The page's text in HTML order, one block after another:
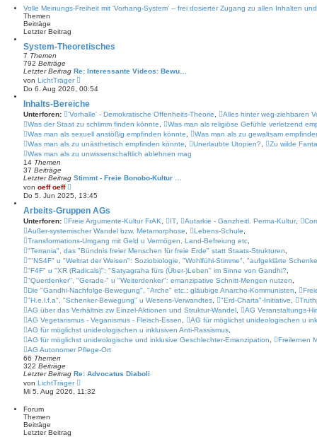
g
s
e
r
a
g
Volle Meinungs-Freiheit mit 'Vorhang-System' -- frei dosierter Zugang zu allen Inhalten
Themen
Beiträge
Letzter Beitrag
System-Theoretisches
7 Themen
792 Beiträge
Letzter Beitrag Re: Interessante Videos: Bewu…
von LichtTräger
e
u
e
s
t
e
r
e
a
Do 6. Aug 2026, 00:54
Inhalts-Bereiche
Unterforen: 'Vorhalle' - Demokratische Offenheits-Theorie
Alles hinter weg-ziehbaren
Was der Staat zu schlimm finden könnte
Was man als religiöse Gefühle verletzend
Was man als sexuell anstößig empfinden könnte
Was man als zu gewaltsam
Was man als zu unästhetisch empfinden könnte
Unerlaubte Utopien?
Zu wilde
Was man als zu unwissenschaftlich ablehnen mag
14 Themen
37 Beiträge
Letzter Beitrag Stimmt - Freie Bonobo-Kultur …
von oeff oeff
e
u
e
s
t
e
r
e
i
t
r
a
g
Do 5. Jun 2025, 13:45
Arbeits-Gruppen AGs
Unterforen: Freie Argumente-Kultur FrAK IT Autarkie - Ganzheitl. Perma-Kultur,
Außer-systemischer Wandel bzw. Metamorphose
Lebens-Schule
Transformations-Umgang mit Geld u Vermögen, Land-Befreiung etc
"Terrania", das "Bündnis freier Menschen für freie Erde" statt Staats-Strukturen
""NS4F" u "Weltrat der Weisen": Soziobiologie, "Wohlfühl-Stimme", "aufgeklärte
"F4F" u "XR (Radicals)": "Satyagraha fürs (Über-)Leben" im Sinne von Gandhi?
"Querdenker", "Gerade-" u "Weiterdenker": emanzipative Schnitt-Mengen nutzen
Die "Gandhi-Nachfolge-Bewegung", "Arche" etc.: gläubige Anarcho-Kommunisten
"H.e.l.f.a", "Schenker-Bewegung" u Wesens-Verwandtes
"Erd-Charta"-Initiative
AG über das Verhältnis zw Einzel-Aktionen und Struktur-Wandel
AG Veranstaltungs-
AG Vegetarismus - Veganismus - Fleisch-Essen
AG für möglichst unideologischen u
AG für möglichst unideologischen u inklusiven Anti-Rassismus
AG für möglichst unideologische und inklusive Geschlechter-Emanzipation
Freilernen
AG Autonomer Pflege-Ort
66 Themen
322 Beiträge
Letzter Beitrag Re: Advocatus Diaboli
von LichtTräger
e
u
Mi 5. Aug 2026, 11:32
Forum
Themen
Beiträge
Letzter Beitrag